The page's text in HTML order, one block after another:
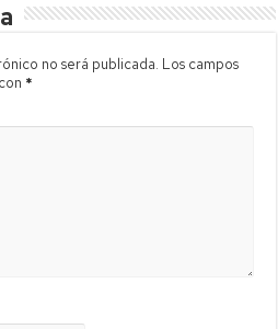
no será publicada. Los campos
*